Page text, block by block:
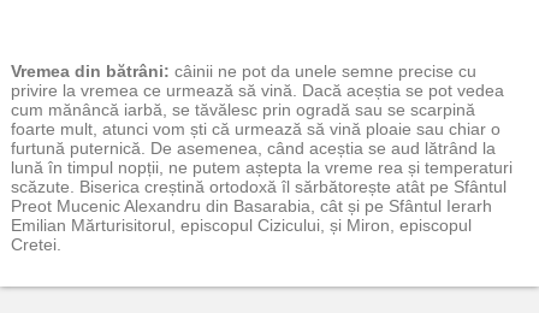
Vremea din bătrâni: câinii ne pot da unele semne precise cu
privire la vremea ce urmează să vină. Dacă aceștia se pot vedea
cum mănâncă iarbă, se tăvălesc prin ogradă sau se scarpină
foarte mult, atunci vom ști că urmează să vină ploaie sau chiar o
furtună puternică. De asemenea, când aceștia se aud lătrând la
lună în timpul nopții, ne putem aștepta la vreme rea și temperaturi
scăzute. Biserica creștină ortodoxă îl sărbătorește atât pe Sfântul
Preot Mucenic Alexandru din Basarabia, cât și pe Sfântul Ierarh
Emilian Mărturisitorul, episcopul Cizicului, și Miron, episcopul
Cretei.